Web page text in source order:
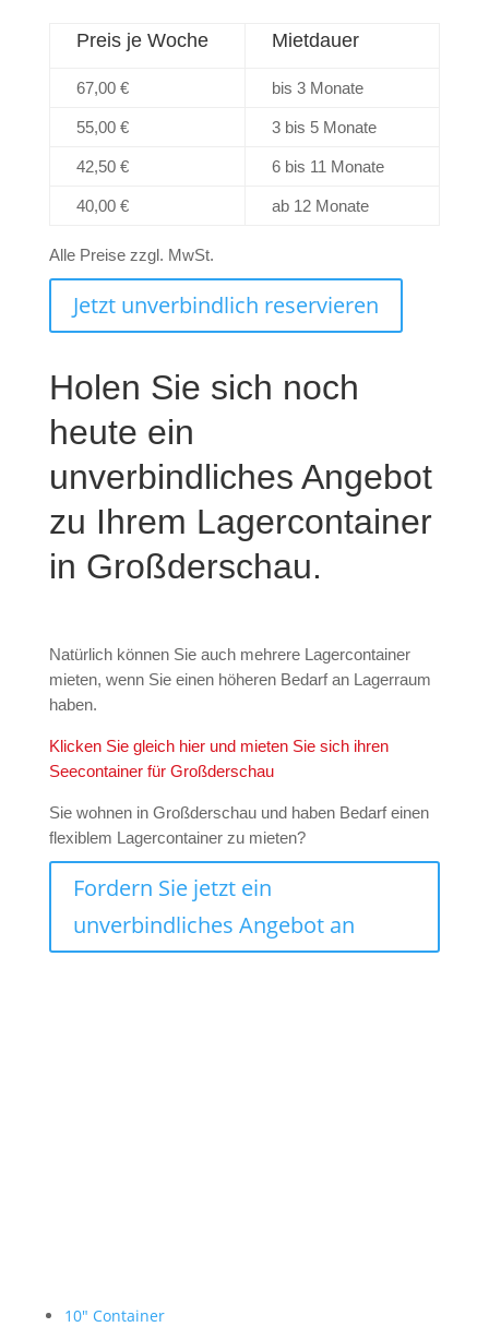
Preis je Woche Mietdauer
67,00 € bis 3 Monate
55,00 € 3 bis 5 Monate
42,50 € 6 bis 11 Monate
40,00 € ab 12 Monate
Alle Preise zzgl. MwSt.
Jetzt unverbindlich reservieren
Holen Sie sich noch
heute ein
unverbindliches Angebot
zu Ihrem Lagercontainer
in Großderschau.
Natürlich können Sie auch mehrere Lagercontainer
mieten, wenn Sie einen höheren Bedarf an Lagerraum
haben.
Klicken Sie gleich hier und mieten Sie sich ihren
Seecontainer für Großderschau
Sie wohnen in Großderschau und haben Bedarf einen
flexiblem Lagercontainer zu mieten?
Fordern Sie jetzt ein
unverbindliches Angebot an
10″ Container